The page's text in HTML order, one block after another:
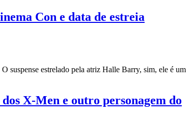
Con e data de estreia
suspense estrelado pela atriz Halle Barry, sim, ele é um
X-Men e outro personagem do